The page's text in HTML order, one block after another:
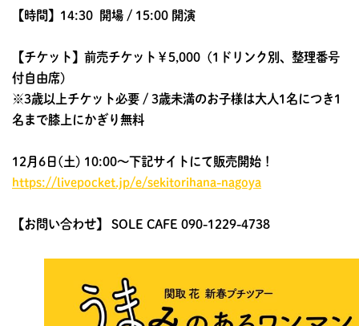
【時間】 14:30 開場 / 15:00 開演
【チケット】前売チケット￥5,000 (1ドリンク別、整理番号
付自由席)
※3歳以上チケット必要 / 3歳未満のお子様は大人1名につき1
名まで膝上にかぎり無料
12月6日(土) 10:00～下記サイトにて販売開始！
https://livepocket.jp/e/sekitorihana-nagoya
【お問い合わせ】 SOLE CAFE 090-1229-4738